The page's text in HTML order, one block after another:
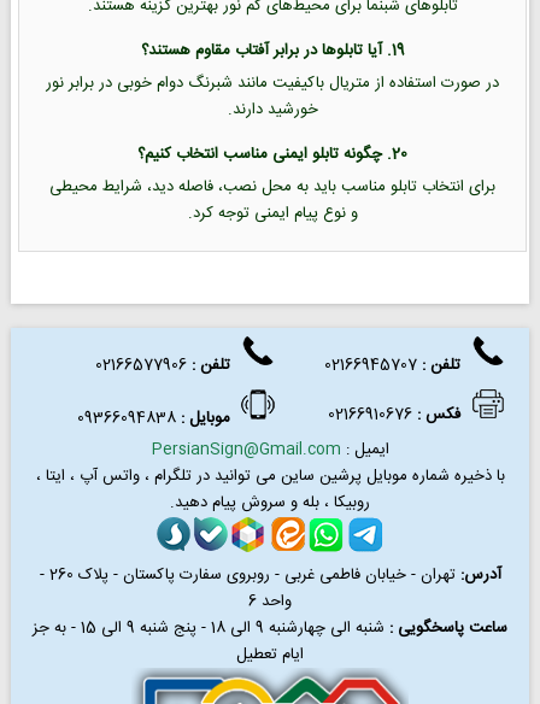
تابلوهای شبنما برای محیط‌های کم نور بهترین گزینه هستند.
19. آیا تابلوها در برابر آفتاب مقاوم هستند؟
در صورت استفاده از متریال باکیفیت مانند شبرنگ دوام خوبی در برابر نور
خورشید دارند.
20. چگونه تابلو ایمنی مناسب انتخاب کنیم؟
برای انتخاب تابلو مناسب باید به محل نصب، فاصله دید، شرایط محیطی
و نوع پیام ایمنی توجه کرد.
تلفن : تلفن:
02166577906
فکس:
02166910676 موبایل :
ایمیل : PersianSign@Gmail.com
با ذخیره شماره موبایل پرشین ساین می توانید درتلگرام ، واتس آپ ، ایتا ،
روبیکا ، بله و سروش پیام دهید.
آدرس:
تهران - خیابان فاطمی غربی - روبروی سفارت پاکستان - پلاک 260 -
واحد 6
ساعت پاسخگویی :
شنبه الی چهارشنبه 9 الی 18 - پنج شنبه 9 الی 15 - به جز
ایام تعطیل